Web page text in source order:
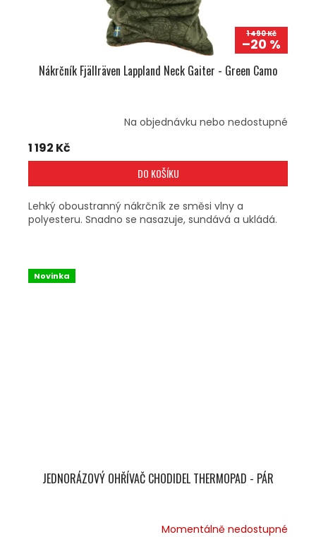
1 490 Kč
–20 %
Nákrčník Fjällräven Lappland Neck Gaiter - Green Camo
Na objednávku nebo nedostupné
1 192 Kč
DO KOŠÍKU
Lehký oboustranný nákrčník ze směsi vlny a
polyesteru. Snadno se nasazuje, sundává a ukládá.
Novinka
JEDNORÁZOVÝ OHŘÍVAČ CHODIDEL THERMOPAD - PÁR
Momentálně nedostupné